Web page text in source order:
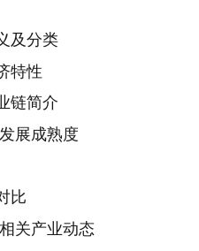
及分类
特性
链简介
展成熟度
比
关产业动态